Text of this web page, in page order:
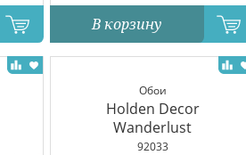
В корзину
Обои
Holden Decor
Wanderlust
92033